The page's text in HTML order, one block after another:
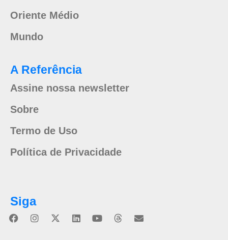
Oriente Médio
Mundo
A Referência
Assine nossa newsletter
Sobre
Termo de Uso
Política de Privacidade
Siga